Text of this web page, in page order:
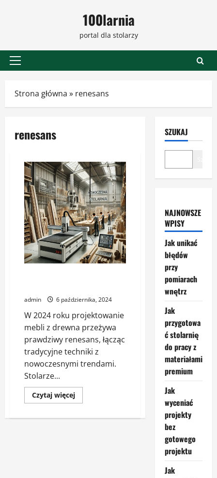
100larnia
portal dla stolarzy
Menu
Strona główna » renesans
renesans
admin 6 października, 2024
W 2024 roku projektowanie
mebli z drewna przeżywa
prawdziwy renesans, łącząc
tradycyjne techniki z
nowoczesnymi trendami.
Stolarze...
Czytaj więcejDowiedz
się
Trendy
SZUKAJ
NAJNOWSZE
WPISY
Jak unikać
błędów
przy
pomiarach
wnętrz
Jak
przygotowa
ć stolarnię
do pracy z
materiałami
premium
Jak
wyceniać
projekty
bez
gotowego
projektu
Jak